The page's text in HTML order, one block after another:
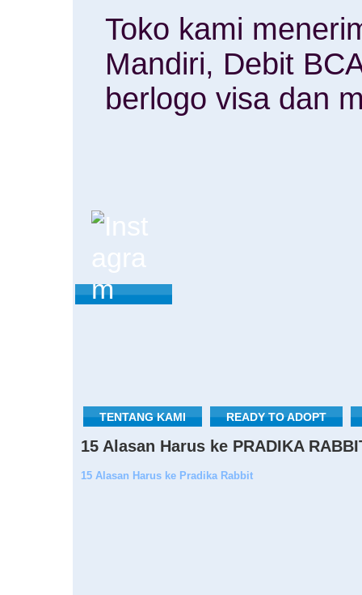
Toko kami
Mandiri, Debit
berlogo visa dan
TENTANG KAMI READY TO ADOPT
15 Alasan Harus ke PRADIKA
15 Alasan Harus ke Pradika Rabbit